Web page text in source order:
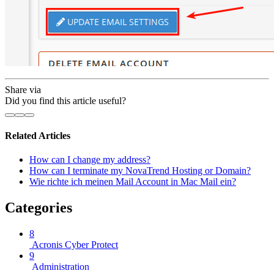
Share via
Did you find this article useful?
Related Articles
How can I change my address?
How can I terminate my NovaTrend Hosting or Domain?
Wie richte ich meinen Mail Account in Mac Mail ein?
Categories
8
Acronis Cyber Protect
9
Administration